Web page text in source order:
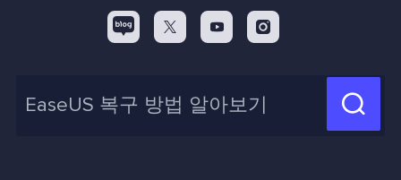
백업&복원
신제품 New
디스크 파티션 팁
화면 녹화 팁
리셀러
제휴 문의
  
